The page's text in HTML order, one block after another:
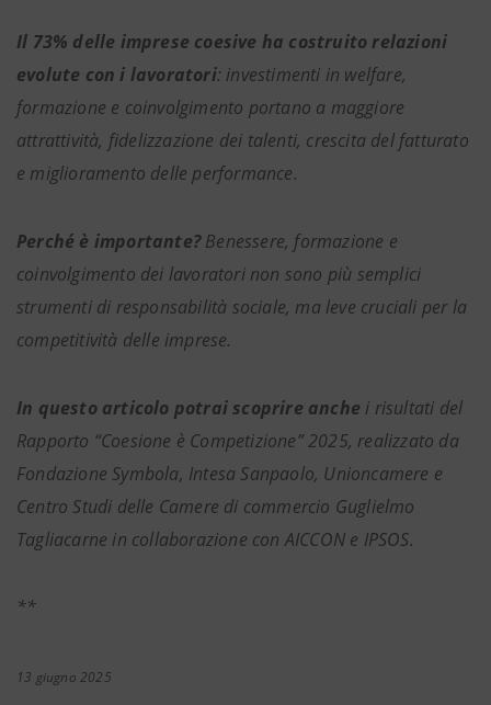
Il 73% delle imprese coesive ha costruito relazioni
evolute con i lavoratori: investimenti in welfare,
formazione e coinvolgimento portano a maggiore
attrattività, fidelizzazione dei talenti, crescita del fatturato
e miglioramento delle performance.
Perché è importante? Benessere, formazione e
coinvolgimento dei lavoratori non sono più semplici
strumenti di responsabilità sociale, ma leve cruciali per la
competitività delle imprese.
In questo articolo potrai scoprire anche i risultati del
Rapporto “Coesione è Competizione” 2025, realizzato da
Fondazione Symbola, Intesa Sanpaolo, Unioncamere e
Centro Studi delle Camere di commercio Guglielmo
Tagliacarne in collaborazione con AICCON e IPSOS.
**
13 giugno 2025